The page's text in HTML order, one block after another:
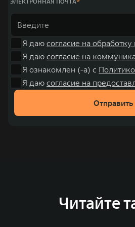
Я даю согласие на
Я даю согласие на
Я ознакомлен (-а) с
Я даю согласие на
Отправить
Читайте